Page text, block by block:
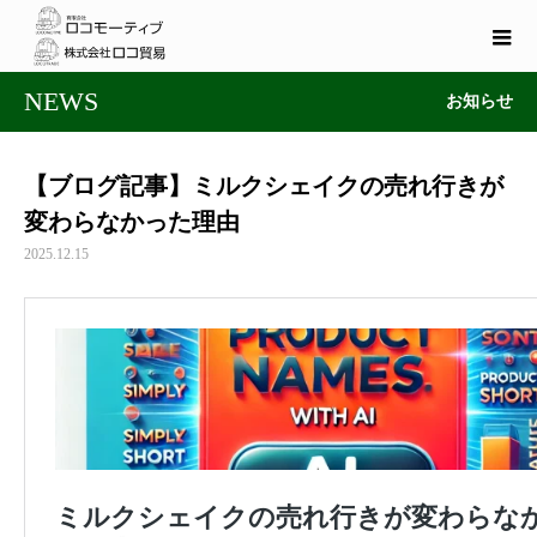
NEWS お知らせ
【ブログ記事】ミルクシェイクの売れ行きが
変わらなかった理由
2025.12.15